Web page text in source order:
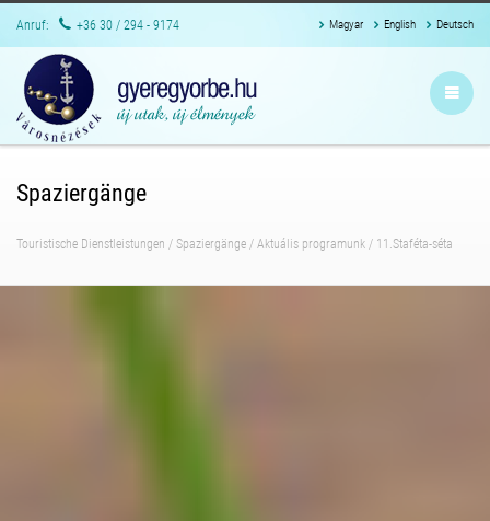
Anruf: +36 30 / 294 - 9174 Magyar English Deutsch
Spaziergänge
Touristische Dienstleistungen / Spaziergänge / Aktuális programunk / 11.Staféta-séta